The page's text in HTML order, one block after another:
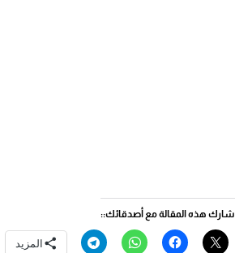
شارك هذه المقالة مع أصدقائك::
المزيد